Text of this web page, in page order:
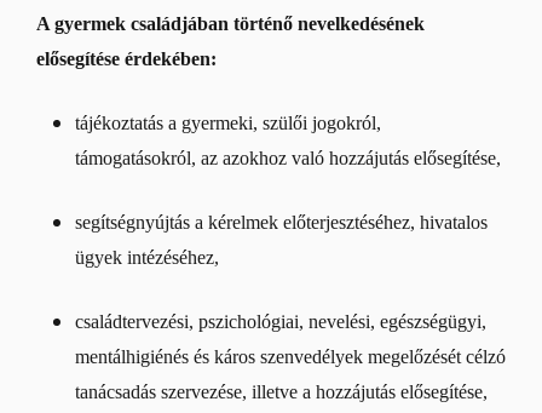
A gyermek családjában történő nevelkedésének
elősegítése érdekében:
tájékoztatás a gyermeki, szülői jogokról,
támogatásokról, az azokhoz való hozzájutás elősegítése,
segítségnyújtás a kérelmek előterjesztéséhez, hivatalos
ügyek intézéséhez,
családtervezési, pszichológiai, nevelési, egészségügyi,
mentálhigiénés és káros szenvedélyek megelőzését célzó
tanácsadás szervezése, illetve a hozzájutás elősegítése,